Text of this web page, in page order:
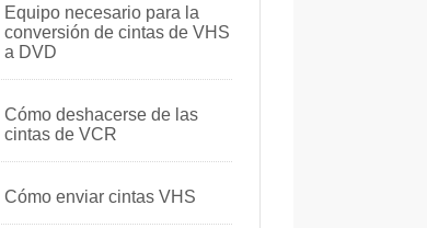
Equipo necesario para la
conversión de cintas de VHS
a DVD
Cómo deshacerse de las
cintas de VCR
Cómo enviar cintas VHS